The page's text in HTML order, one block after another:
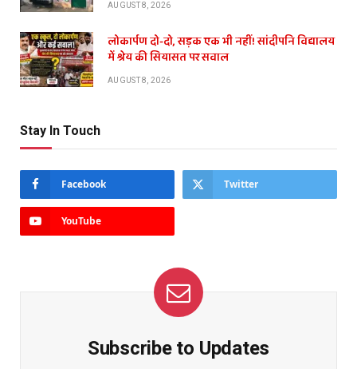
AUGUST 8, 2026
लोकार्पण दो-दो, सड़क एक भी नहीं! सांदीपनि विद्यालय
में श्रेय की सियासत पर सवाल
AUGUST 8, 2026
Stay In Touch
Facebook Twitter
YouTube
Subscribe to Updates